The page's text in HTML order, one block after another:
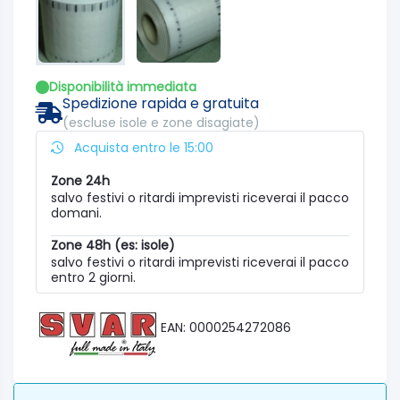
Disponibilità immediata
Spedizione rapida e gratuita
(escluse isole e zone disagiate)
Acquista entro le 15:00
Zone 24h
salvo festivi o ritardi imprevisti riceverai il pacco
domani.
Zone 48h (es: isole)
salvo festivi o ritardi imprevisti riceverai il pacco
entro 2 giorni.
EAN: 0000254272086